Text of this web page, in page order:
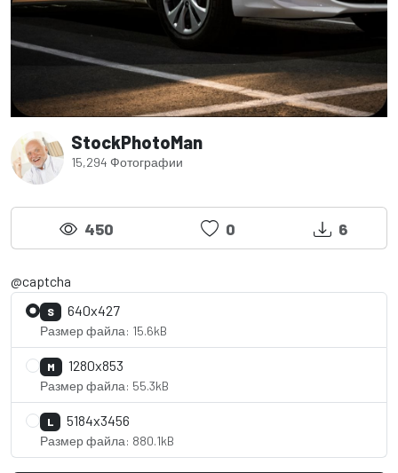
StockPhotoMan
15,294 Фотографии
450 0 6
@captcha
S 640x427
Размер файла: 15.6kB
M 1280x853
Размер файла: 55.3kB
L 5184x3456
Размер файла: 880.1kB